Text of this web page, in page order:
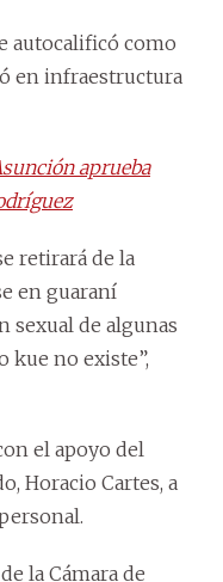
autocalificó como
en infraestructura
aprueba
retirará de la
en guaraní
sexual de algunas
kue no existe”,
el apoyo del
Horacio Cartes, a
la Cámara de